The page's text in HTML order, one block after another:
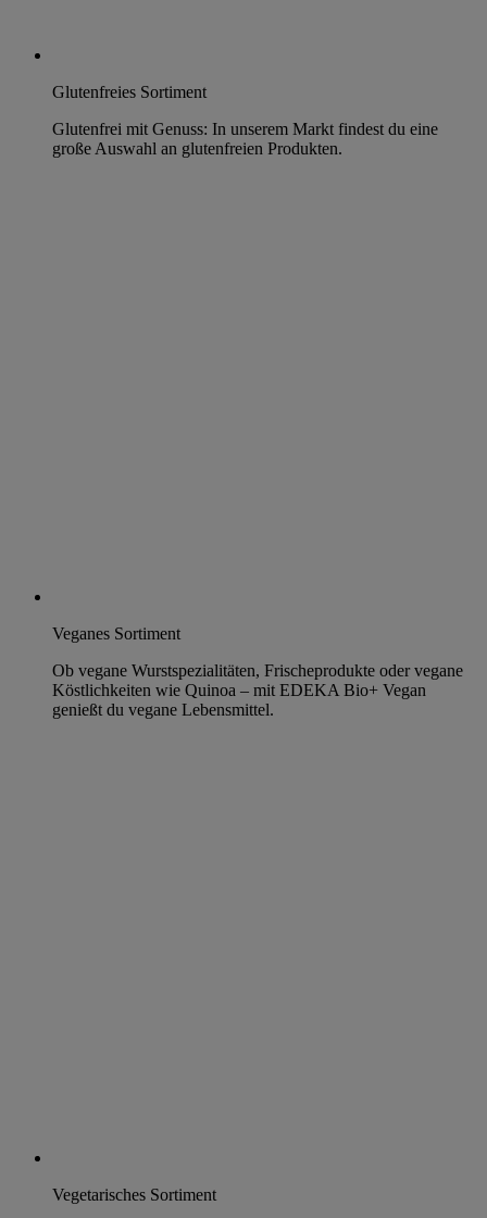
Glutenfreies Sortiment
Glutenfrei mit Genuss: In unserem Markt findest du eine
große Auswahl an glutenfreien Produkten.
Veganes Sortiment
Ob vegane Wurstspezialitäten, Frischeprodukte oder vegane
Köstlichkeiten wie Quinoa – mit EDEKA Bio+ Vegan
genießt du vegane Lebensmittel.
Vegetarisches Sortiment